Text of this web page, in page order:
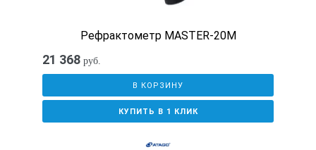
Рефрактометр MASTER-20M
21 368 руб.
В КОРЗИНУ
КУПИТЬ В 1 КЛИК